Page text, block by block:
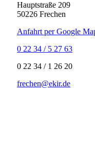
Hauptstraße 209
50226 Frechen
Anfahrt per Google
0 22 34 / 5 27 63
‍0 22 34 / ‍1 26 20
frechen@ekir.de